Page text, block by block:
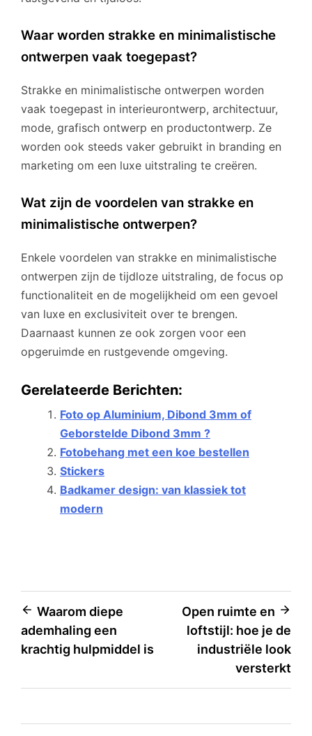
Waar worden strakke en minimalistische
ontwerpen vaak toegepast?
Strakke en minimalistische ontwerpen worden
vaak toegepast in interieurontwerp, architectuur,
mode, grafisch ontwerp en productontwerp. Ze
worden ook steeds vaker gebruikt in branding en
marketing om een luxe uitstraling te creëren.
Wat zijn de voordelen van strakke en
minimalistische ontwerpen?
Enkele voordelen van strakke en minimalistische
ontwerpen zijn de tijdloze uitstraling, de focus op
functionaliteit en de mogelijkheid om een gevoel
van luxe en exclusiviteit over te brengen.
Daarnaast kunnen ze ook zorgen voor een
opgeruimde en rustgevende omgeving.
Gerelateerde Berichten:
Foto op Aluminium, Dibond 3mm of
Geborstelde Dibond 3mm ?
Fotobehang met een koe bestellen
Stickers
Badkamer design: van klassiek tot
modern
Bericht
navigatie
Waarom diepe
ademhaling een
krachtig hulpmiddel is
Open ruimte en
loftstijl: hoe je de
industriële look
versterkt